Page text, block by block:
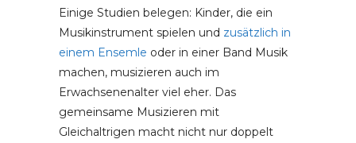
Einige Studien belegen: Kinder, die ein
Musikinstrument spielen und zusätzlich in
einem Ensemle oder in einer Band Musik
machen, musizieren auch im
Erwachsenenalter viel eher. Das
gemeinsame Musizieren mit
Gleichaltrigen macht nicht nur doppelt